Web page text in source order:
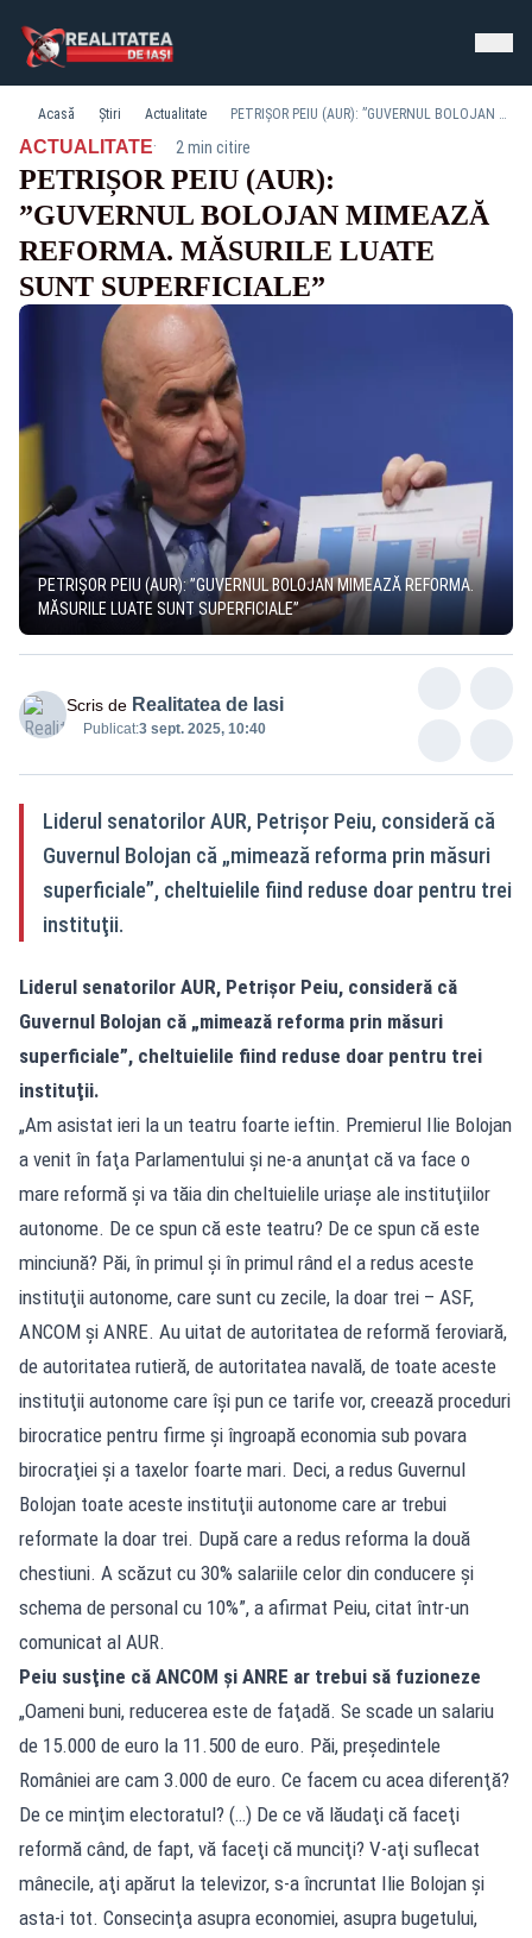
Acasă Știri Actualitate PETRIȘOR PEIU (AUR): ”GUVERNUL BOLOJAN MIMEAZĂ REFORMA. MĂSURILE LUATE SUNT SUPERFICIALE”
ACTUALITATE· 2 min citire
PETRIȘOR PEIU (AUR):
”GUVERNUL BOLOJAN MIMEAZĂ
REFORMA. MĂSURILE LUATE
SUNT SUPERFICIALE”
PETRIȘOR PEIU (AUR): ”GUVERNUL BOLOJAN MIMEAZĂ REFORMA.
MĂSURILE LUATE SUNT SUPERFICIALE”
Scris de Realitatea de Iasi
Publicat:3 sept. 2025, 10:40
Liderul senatorilor AUR, Petrişor Peiu, consideră că
Guvernul Bolojan că „mimează reforma prin măsuri
superficiale”, cheltuielile fiind reduse doar pentru trei
instituţii.
Liderul senatorilor AUR, Petrişor Peiu, consideră că
Guvernul Bolojan că „mimează reforma prin măsuri
superficiale”, cheltuielile fiind reduse doar pentru trei
instituţii.
„Am asistat ieri la un teatru foarte ieftin. Premierul Ilie Bolojan
a venit în faţa Parlamentului şi ne-a anunţat că va face o
mare reformă şi va tăia din cheltuielile uriaşe ale instituţiilor
autonome. De ce spun că este teatru? De ce spun că este
minciună? Păi, în primul şi în primul rând el a redus aceste
instituţii autonome, care sunt cu zecile, la doar trei – ASF,
ANCOM şi ANRE. Au uitat de autoritatea de reformă feroviară,
de autoritatea rutieră, de autoritatea navală, de toate aceste
instituţii autonome care îşi pun ce tarife vor, creează proceduri
birocratice pentru firme şi îngroapă economia sub povara
birocraţiei şi a taxelor foarte mari. Deci, a redus Guvernul
Bolojan toate aceste instituţii autonome care ar trebui
reformate la doar trei. După care a redus reforma la două
chestiuni. A scăzut cu 30% salariile celor din conducere şi
schema de personal cu 10%”, a afirmat Peiu, citat într-un
comunicat al AUR.
Peiu susţine că ANCOM şi ANRE ar trebui să fuzioneze
„Oameni buni, reducerea este de faţadă. Se scade un salariu
de 15.000 de euro la 11.500 de euro. Păi, preşedintele
României are cam 3.000 de euro. Ce facem cu acea diferenţă?
De ce minţim electoratul? (…) De ce vă lăudaţi că faceţi
reformă când, de fapt, vă faceţi că munciţi? V-aţi suflecat
mânecile, aţi apărut la televizor, s-a încruntat Ilie Bolojan şi
asta-i tot. Consecinţa asupra economiei, asupra bugetului,